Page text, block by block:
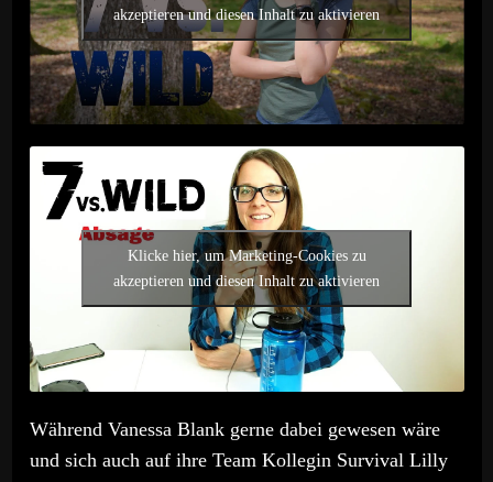
akzeptieren und diesen Inhalt zu aktivieren
Klicke hier, um Marketing-Cookies zu
akzeptieren und diesen Inhalt zu aktivieren
Während Vanessa Blank gerne dabei gewesen wäre
und sich auch auf ihre Team Kollegin Survival Lilly